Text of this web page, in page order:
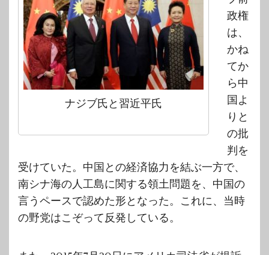
ナジブ氏と習近平氏
政権
は、
かね
てか
ら中
国よ
りと
の批
判を
受けていた。中国との経済協力を結ぶ一方で、
南シナ海の人工島に関する領土問題を、中国の
言うペースで認めた形となった。これに、当時
の野党はこぞって反発している。